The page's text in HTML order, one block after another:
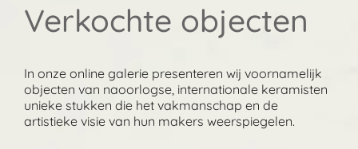
Verkochte objecten
In onze online galerie presenteren wij voornamelijk
objecten van naoorlogse, internationale keramisten
unieke stukken die het vakmanschap en de
artistieke visie van hun makers weerspiegelen.